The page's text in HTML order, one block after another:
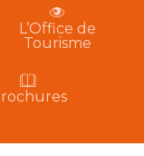
L’Office de
Tourisme